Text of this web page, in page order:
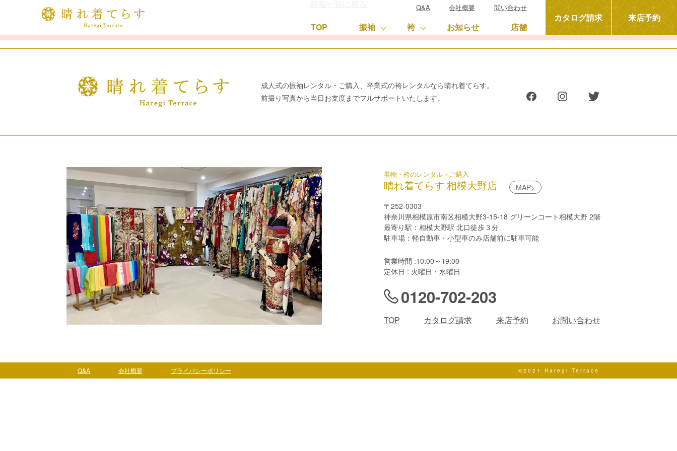
Q&A 会社概要 問い合わせ
TOP 振袖 袴 お知らせ 店舗
カタログ請求 来店予約
成人式の振袖レンタル・ご購入、卒業式の袴レンタルなら晴れ着てらす。
前撮り写真から当日お支度までフルサポートいたします。
着物・袴のレンタル・ご購入
晴れ着てらす 相模大野店
MAP>
〒252-0303
神奈川県相模原市南区相模大野3-15-18 グリーンコート相模大野 2階
最寄り駅：相模大野駅 北口徒歩３分
駐車場：軽自動車・小型車のみ店舗前に駐車可能
営業時間 :10:00～19:00
定休日 : 火曜日・水曜日
0120-702-203
TOP カタログ請求 来店予約 お問い合わせ
Q&A 会社概要 プライバシーポリシー ©2021 Haregi Terrace